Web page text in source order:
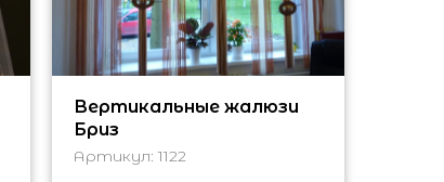
Вертикальные жалюзи
Бриз
Артикул: 1122